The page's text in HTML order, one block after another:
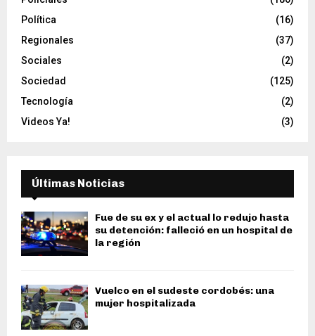
Política
(16)
Regionales
(37)
Sociales
(2)
Sociedad
(125)
Tecnología
(2)
Videos Ya!
(3)
Últimas Noticias
Fue de su ex y el actual lo redujo hasta
su detención: falleció en un hospital de
la región
Vuelco en el sudeste cordobés: una
mujer hospitalizada